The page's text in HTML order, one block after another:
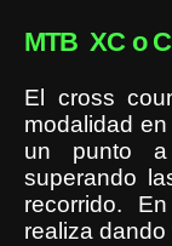
MTB XC o
El cross
modalidad
un punto a
superando
recorrido.
realiza